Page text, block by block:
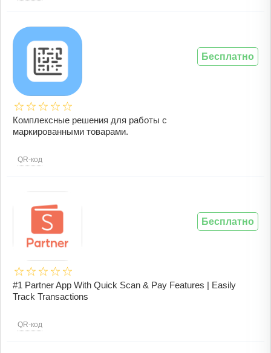
Комплексные решения для работы с
маркированными товарами.
QR-код
Бесплатно
#1 Partner App With Quick Scan & Pay Features | Easily
Track Transactions
QR-код
Бесплатно